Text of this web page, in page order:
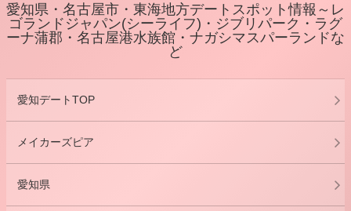
愛知県・名古屋市・東海地方デートスポット情報～レ
ゴランドジャパン(シーライフ)・ジブリパーク・ラグ
ーナ蒲郡・名古屋港水族館・ナガシマスパーランドな
ど
愛知デートTOP
メイカーズピア
愛知県